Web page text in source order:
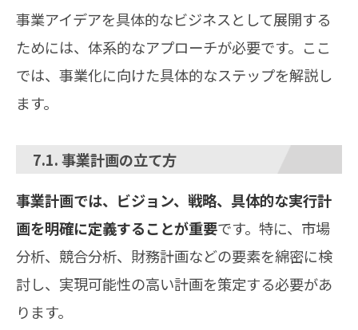
事業アイデアを具体的なビジネスとして展開する
ためには、体系的なアプローチが必要です。ここ
では、事業化に向けた具体的なステップを解説し
ます。
7.1. 事業計画の立て方
事業計画では、ビジョン、戦略、具体的な実行計
画を明確に定義することが重要です。特に、市場
分析、競合分析、財務計画などの要素を綿密に検
討し、実現可能性の高い計画を策定する必要があ
ります。